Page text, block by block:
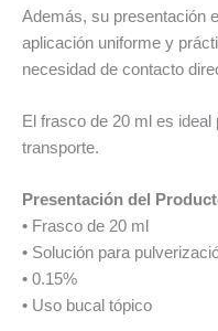
Además, su presentación
aplicación uniforme y
necesidad de contacto
El frasco de 20 ml es ideal
transporte.
Presentación del
• Frasco de 20 ml
• Solución para
• 0.15%
• Uso bucal tópico